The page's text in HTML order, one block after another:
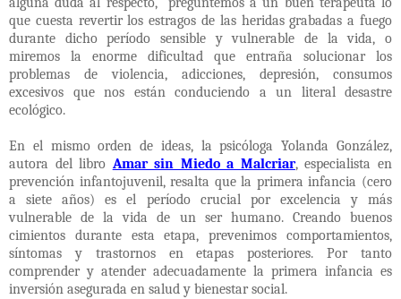
que cuesta revertir los estragos de las heridas grabadas a fuego
durante dicho período sensible y vulnerable de la
vida, o
miremos la enorme dificultad que entraña solucionar los
problemas de violencia, adicciones, depresión, consumos
excesivos que nos están conduciendo a un literal desastre
ecológico.
En el mismo orden de ideas, la psicóloga Yolanda González,
autora del libro Amar sin Miedo a Malcriar, especialista en
prevención infantojuvenil, resalta que la primera infancia (cero
a siete años) es el período crucial por excelencia y más
vulnerable de la vida de un ser humano. Creando buenos
cimientos durante esta etapa, prevenimos comportamientos,
síntomas y trastornos en etapas posteriores. Por tanto
comprender y atender adecuadamente la primera infancia es
inversión asegurada en salud y bienestar social.